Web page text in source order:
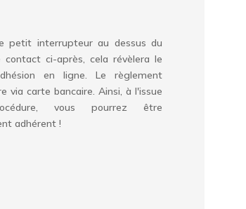
petit interrupteur au dessus du
contact ci-après, cela révèlera le
en ligne. Le règlement
via carte bancaire. Ainsi, à l'issue
vous pourrez être
adhérent !